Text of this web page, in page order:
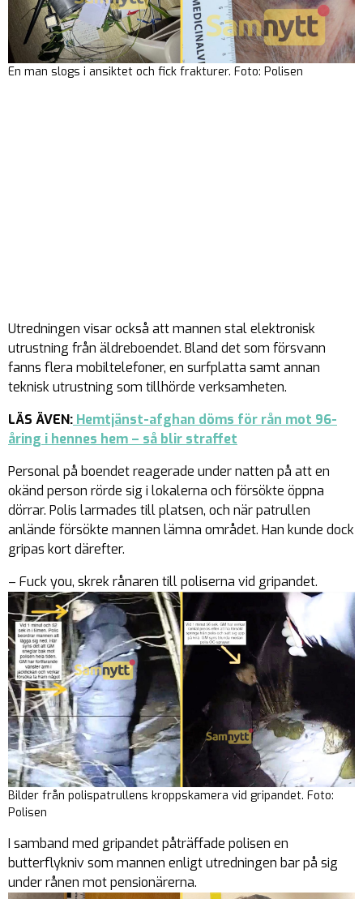
En man slogs i ansiktet och fick frakturer. Foto: Polisen
Utredningen visar också att mannen stal elektronisk
utrustning från äldreboendet. Bland det som försvann
fanns flera mobiltelefoner, en surfplatta samt annan
teknisk utrustning som tillhörde verksamheten.
LÄS ÄVEN: Hemtjänst-afghan döms för rån mot 96-
åring i hennes hem – så blir straffet
Personal på boendet reagerade under natten på att en
okänd person rörde sig i lokalerna och försökte öppna
dörrar. Polis larmades till platsen, och när patrullen
anlände försökte mannen lämna området. Han kunde dock
gripas kort därefter.
– Fuck you, skrek rånaren till poliserna vid gripandet.
Bilder från polispatrullens kroppskamera vid gripandet. Foto:
Polisen
I samband med gripandet påträffade polisen en
butterflykniv som mannen enligt utredningen bar på sig
under rånen mot pensionärerna.